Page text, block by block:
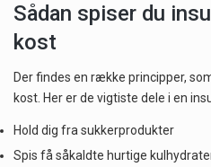
Sådan spiser du
kost
Der findes en række principper,
kost. Her er de vigtiste dele i en
Hold dig fra sukkerprodukter
Spis få såkaldte hurtige